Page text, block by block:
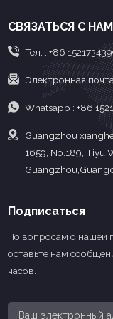
для
и
СВЯЗАТЬСЯ С
Тел. : +86
Электронная
Whatsapp : +86
Guangzhou
1659, No.189, Tiyu
Подписаться
По вопросам о нашей
оставьте нам
часов.